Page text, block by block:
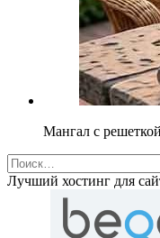
Мангал с
Найти:
Лучший хостинг для